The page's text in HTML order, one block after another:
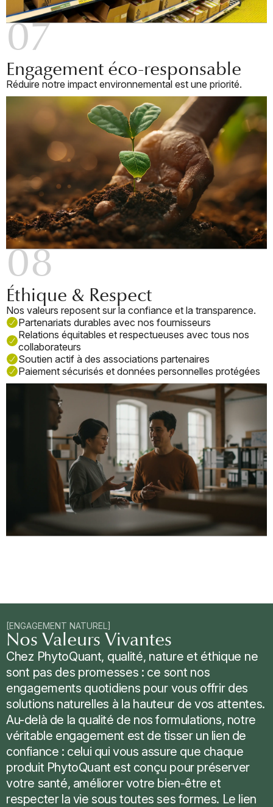
07
Engagement éco-responsable
Réduire notre impact environnemental est une priorité.
08
Éthique & Respect
Nos valeurs reposent sur la confiance et la transparence.
Partenariats durables avec nos fournisseurs
Relations équitables et respectueuses avec tous nos
collaborateurs
Soutien actif à des associations partenaires
Paiement sécurisés et données personnelles protégées
[ENGAGEMENT NATUREL]
Nos Valeurs Vivantes
Chez PhytoQuant, qualité, nature et éthique ne
sont pas des promesses : ce sont nos
engagements quotidiens pour vous offrir des
solutions naturelles à la hauteur de vos attentes.
Au-delà de la qualité de nos formulations, notre
véritable engagement est de tisser un lien de
confiance : celui qui vous assure que chaque
produit PhytoQuant est conçu pour préserver
votre santé, améliorer votre bien-être et
respecter la vie sous toutes ses formes. Le lien